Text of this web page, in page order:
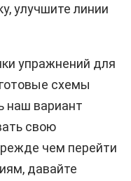
улучшите линии
упражнений для
схемы
наш вариант
свою
чем перейти
давайте